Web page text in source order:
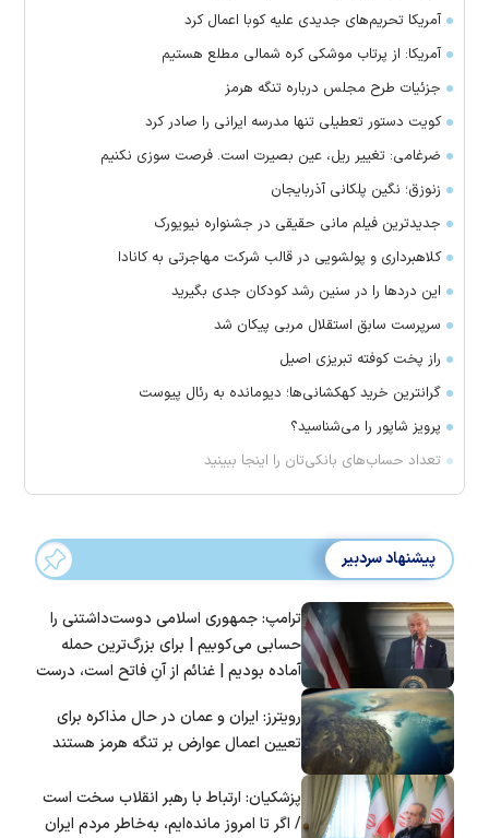
آمریکا تحریم‌های جدیدی علیه کوبا اعمال کرد
آمریکا: از پرتاب موشکی کره شمالی مطلع هستیم
جزئیات طرح مجلس درباره تنگه هرمز
کویت دستور تعطیلی تنها مدرسه ایرانی را صادر کرد
ضرغامی: تغییر ریل، عین بصیرت است. فرصت سوزی نکنیم
زنوزق؛ نگین پلکانی آذربایجان
جدیدترین فیلم مانی حقیقی در جشنواره نیویورک
کلاهبرداری و پولشویی در قالب شرکت مهاجرتی به کانادا
این درد‌ها را در سنین رشد کودکان جدی بگیرید
سرپرست سابق استقلال مربی پیکان شد
راز پخت کوفته تبریزی اصیل
گرانترین خرید کهکشانی‌ها؛ دیومانده به رئال پیوست
پرویز شاپور را می‌شناسید؟
تعداد حساب‌های بانکی‌تان را اینجا ببینید
پیشنهاد سردبیر
ترامپ: جمهوری اسلامی دوست‌داشتنی را
حسابی می‌کوبیم | برای بزرگ‌ترین حمله
آماده بودیم | غنائم از آنِ فاتح است، درست
رویترز: ایران و عمان در حال مذاکره برای
تعیین اعمال عوارض بر تنگه هرمز هستند
پزشکیان: ارتباط با رهبر انقلاب سخت است
/ اگر تا امروز مانده‌ایم، به‌خاطر مردم ایران